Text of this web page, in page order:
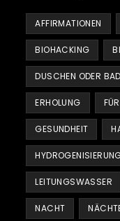
AFFIRMATIONEN
BIOHACKING
DUSCHEN ODER
ERHOLUNG
GESUNDHEIT
LEITUNGSWASSER
NACHT